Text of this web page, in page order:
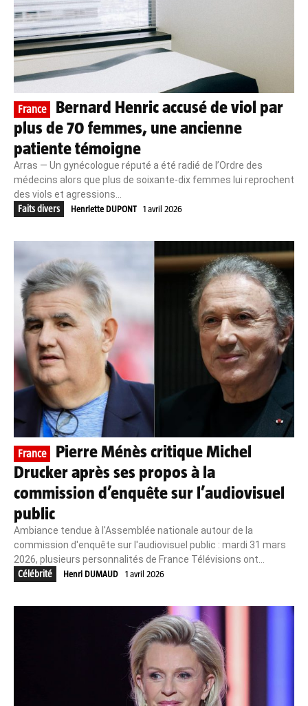
France
Bernard Henric accusé de viol par
plus de 70 femmes, une ancienne
patiente témoigne
Arras — Un gynécologue réputé a été radié de l’Ordre des
médecins alors que plus de soixante-dix femmes lui reprochent
des viols et agressions...
Faits divers
Henriette DUPONT 1 avril 2026
France
Pierre Ménès critique Michel
Drucker après ses propos à la
commission d’enquête sur l’audiovisuel
public
Ambiance tendue à l'Assemblée nationale autour de la
commission d'enquête sur l'audiovisuel public : mardi 31 mars
2026, plusieurs personnalités de France Télévisions ont...
Célébrité
Henri DUMAUD 1 avril 2026